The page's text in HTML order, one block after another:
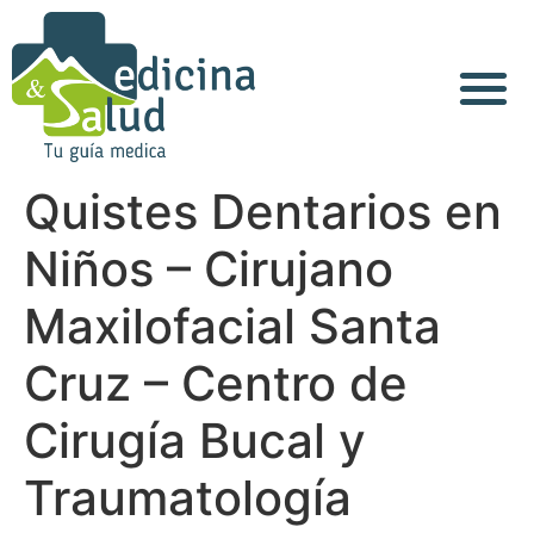
Quistes Dentarios en
Niños – Cirujano
Maxilofacial Santa
Cruz – Centro de
Cirugía Bucal y
Traumatología